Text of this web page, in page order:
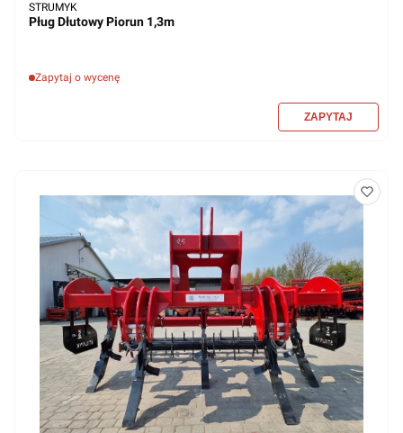
Pług Dłutowy Piorun 1,3m
Zapytaj o wycenę
STRUMYK